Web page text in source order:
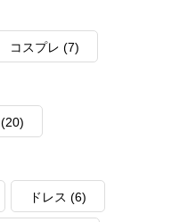
コスプレ (7)
(20)
ドレス (6)